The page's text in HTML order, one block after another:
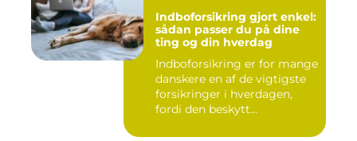
Indboforsikring gjort enkel:
sådan passer du på dine
ting og din hverdag
Indboforsikring er for mange
danskere en af de vigtigste
forsikringer i hverdagen,
fordi den beskytt...